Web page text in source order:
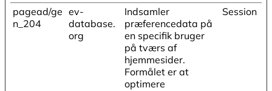
pagead/ge
n_204
ev-
database.
org
Indsamler
præferencedata på
en specifik bruger
på tværs af
hjemmesider.
Formålet er at
optimere
Session